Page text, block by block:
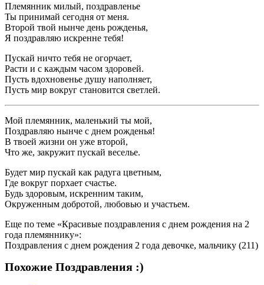
Племянник милый, поздравленье
Ты принимай сегодня от меня.
Второй твой нынче день рожденья,
Я поздравляю искренне тебя!
Пускай ничто тебя не огорчает,
Расти и с каждым часом здоровей.
Пусть вдохновенье душу наполняет,
Пусть мир вокруг становится светлей.
Мой племянник, маленький ты мой,
Поздравляю нынче с днем рожденья!
В твоей жизни он уже второй,
Что же, закружит пускай веселье.
Будет мир пускай как радуга цветным,
Где вокруг порхает счастье.
Будь здоровым, искренним таким,
Окруженным добротой, любовью и участьем.
Еще по теме «Красивые поздравления с днем рождения на 2
года племяннику»:
Поздравления с днем рождения 2 года девочке, мальчику (211)
Похожие Поздравления :)